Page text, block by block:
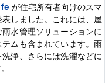
が住宅所有者向けのスマ
しました。これには、屋
水管理ソリューションに
ムも含まれています。雨
浄、さらには洗濯などに